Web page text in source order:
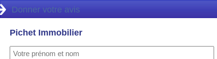
Donner votre avis
Pichet Immobilier